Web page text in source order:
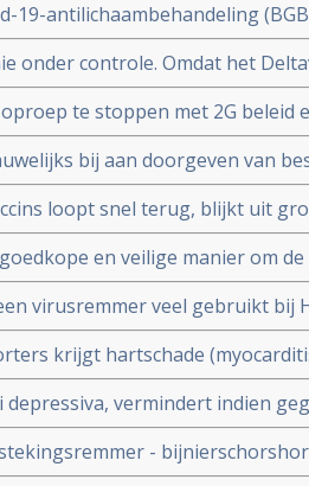
19-antilichaambehandeling
is veelbelovend en
onder controle. Omdat het
veel ivermectine wordt
te stoppen met 2G beleid
verminderen
bij aan doorgeven van
van besmettingen en
internationaal onderzoek in
loopt snel terug, blijkt uit
en veilige manier om
zwavel bevattende
en te elimineren
virusremmer veel gebruikt bij
kwetsbare coronapatiënten met
krijgt hartschade
ernstige klachten blijkt uit
depressiva, vermindert indien
met 90 procent door COVID-19
medische zorg te krijgen
-
gebruikt als neusspray effectief